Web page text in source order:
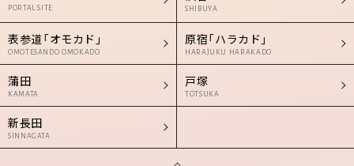
PORTAL SITE SHIBUYA
表参道「オモカド」
OMOTESANDO OMOKADO
原宿「ハラカド」
HARAJUKU HARAKADO
蒲田
KAMATA
戸塚
TOTSUKA
新長田
SINNAGATA